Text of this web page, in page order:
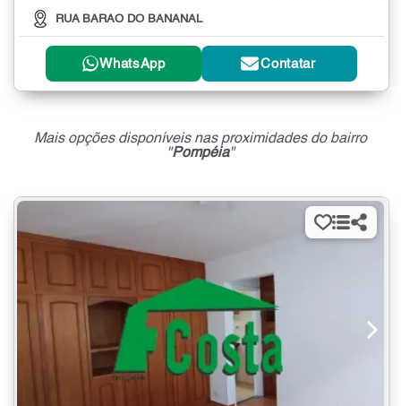
RUA BARAO DO BANANAL
WhatsApp Contatar
Mais opções disponíveis nas proximidades do bairro
"Pompéia"